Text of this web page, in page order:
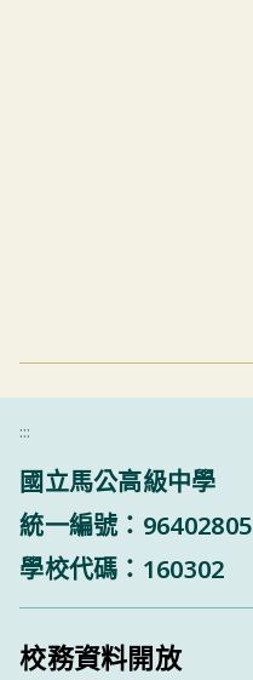
:::
國立馬公高級中學
統一編號：96402805
學校代碼：160302
校務資料開放